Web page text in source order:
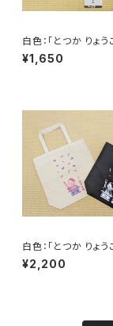
白色：「とつか りょう
ン 手拭い（赤穂浪
り・キスマーク）
¥1,650
白色：「とつか りょう
ン トートバッグ
¥2,200